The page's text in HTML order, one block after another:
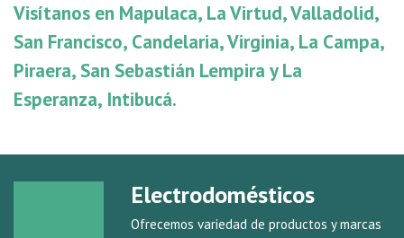
Visítanos en Mapulaca, La Virtud, Valladolid,
San Francisco, Candelaria, Virginia, La Campa,
Piraera, San Sebastián Lempira y La
Esperanza, Intibucá.
Electrodomésticos
Ofrecemos variedad de productos y marcas